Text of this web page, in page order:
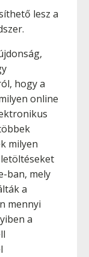
lesz a
hogy a
online
milyen
ban, mely
a
mennyi
a